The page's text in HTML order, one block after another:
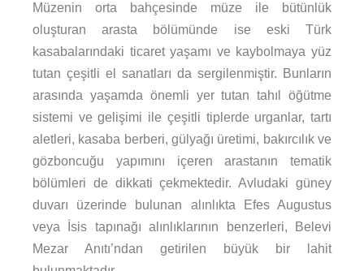
Müzenin orta bahçesinde müze ile bütünlük
oluşturan arasta bölümünde ise eski Türk
kasabalarındaki ticaret yaşamı ve kaybolmaya yüz
tutan çeşitli el sanatları da sergilenmiştir. Bunların
arasında yaşamda önemli yer tutan tahıl öğütme
sistemi ve gelişimi ile çeşitli tiplerde urganlar, tartı
aletleri, kasaba berberi, gülyağı üretimi, bakırcılık ve
gözboncuğu yapımını içeren arastanın tematik
bölümleri de dikkati çekmektedir. Avludaki güney
duvarı üzerinde bulunan alınlıkta Efes Augustus
veya İsis tapınağı alınlıklarının benzerleri, Belevi
Mezar Anıtı’ndan getirilen büyük bir lahit